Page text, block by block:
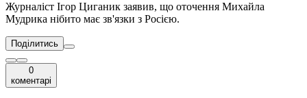
Журналіст Ігор Циганик заявив, що оточення Михайла
Мудрика нібито має зв'язки з Росією.
Поділитись
0
коментарі